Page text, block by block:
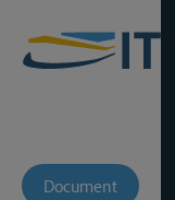
Document